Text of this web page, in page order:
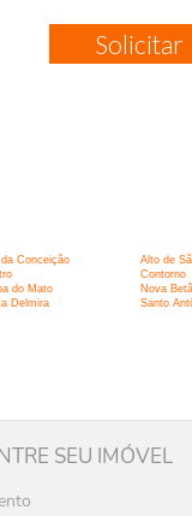
Solicitar
Conceição Alto de
Contorno
do Mato Nova
Delmira Santo
SEU IMÓVEL